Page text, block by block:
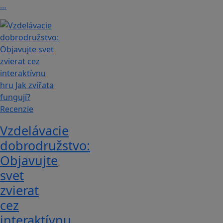
…
Recenzie
Vzdelávacie
dobrodružstvo:
Objavujte
svet
zvierat
cez